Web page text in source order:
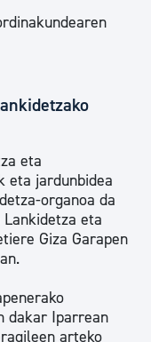
eta
eta jardunbidea
organoa da
eta
Giza Garapen
dakar Iparrean
arteko